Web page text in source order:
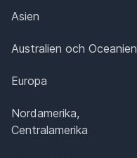
Asien
Australien och Oceanien
Europa
Nordamerika,
Centralamerika